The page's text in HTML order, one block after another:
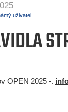
uživatel
OPEN 2025 -.